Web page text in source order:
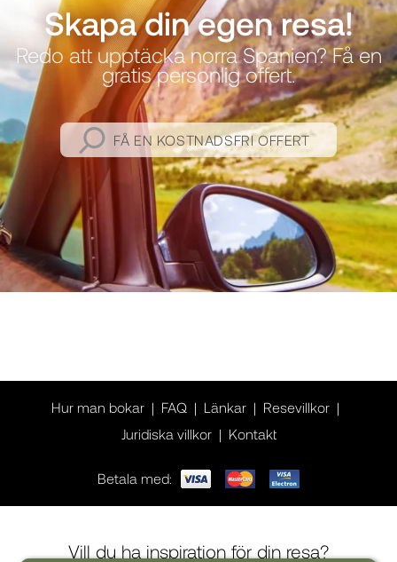
Skapa din egen resa!
Redo att upptäcka norra Spanien? Få en
gratis personlig offert.
FÅ EN KOSTNADSFRI OFFERT
Hur man bokar FAQ Länkar
Resevillkor
Juridiska villkor
Kontakt
Betala med:
Vill du ha inspiration för din resa?